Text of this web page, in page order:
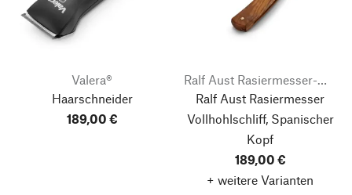
Valera®
Haarschneider
189,00 €
Ralf Aust Rasiermesser-Manufaktur
Ralf Aust Rasiermesser
Vollhohlschliff, Spanischer
Kopf
189,00 €
+ weitere Varianten